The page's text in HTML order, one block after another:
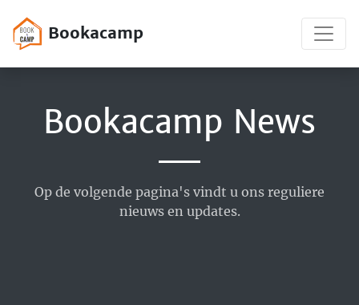
Bookacamp
Bookacamp News
Op de volgende pagina's vindt u ons reguliere
nieuws en updates.